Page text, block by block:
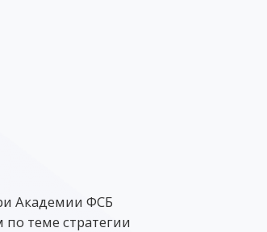
Академии ФСБ
теме стратегии